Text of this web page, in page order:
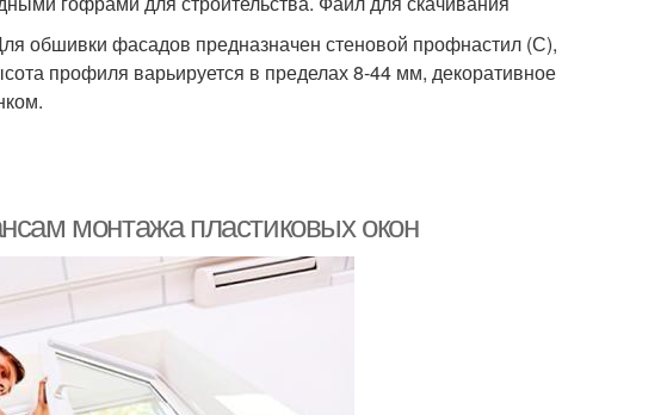
обшивки фасадов предназначен стеновой профнастил (С),
профиля варьируется в пределах 8-44 мм, декоративное
монтажа пластиковых окон